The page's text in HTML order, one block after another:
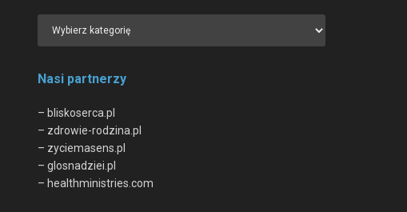
Nasi partnerzy
– bliskoserca.pl
– zdrowie-rodzina.pl
– zyciemasens.pl
– glosnadziei.pl
– healthministries.com